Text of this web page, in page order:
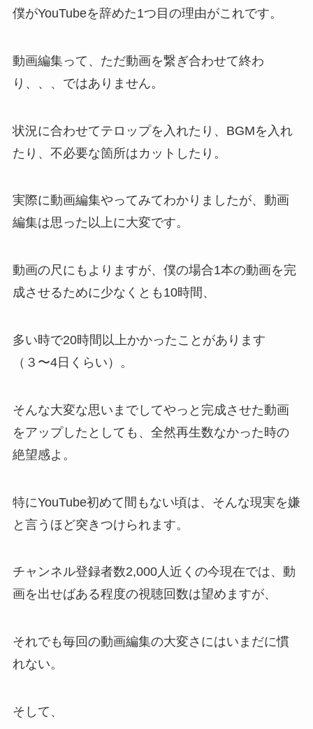
僕がYouTubeを辞めた1つ目の理由がこれです。
動画編集って、ただ動画を繋ぎ合わせて終わ
り、、、ではありません。
状況に合わせてテロップを入れたり、BGMを入れ
たり、不必要な箇所はカットしたり。
実際に動画編集やってみてわかりましたが、動画
編集は思った以上に大変です。
動画の尺にもよりますが、僕の場合1本の動画を完
成させるために少なくとも10時間、
多い時で20時間以上かかったことがあります
（３〜4日くらい）。
そんな大変な思いまでしてやっと完成させた動画
をアップしたとしても、全然再生数なかった時の
絶望感よ。
特にYouTube初めて間もない頃は、そんな現実を嫌
と言うほど突きつけられます。
チャンネル登録者数2,000人近くの今現在では、動
画を出せばある程度の視聴回数は望めますが、
それでも毎回の動画編集の大変さにはいまだに慣
れない。
そして、